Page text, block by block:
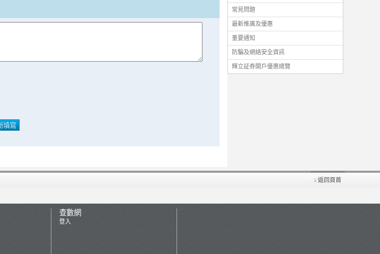
常見問題
最新推廣及優惠
重要通知
防騙及網絡安全資訊
輝立証券開戶優惠總覽
返回頁首
查數網
登入